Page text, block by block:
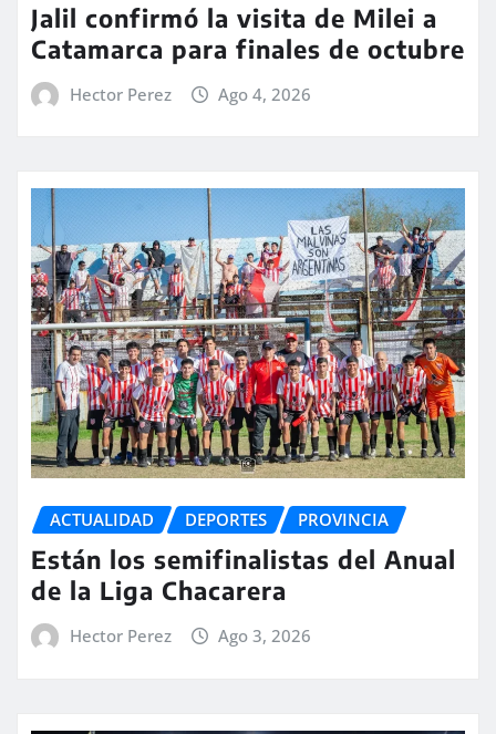
Jalil confirmó la visita de Milei a
Catamarca para finales de octubre
Hector Perez Ago 4, 2026
ACTUALIDAD DEPORTES PROVINCIA
Están los semifinalistas del Anual
de la Liga Chacarera
Hector Perez Ago 3, 2026